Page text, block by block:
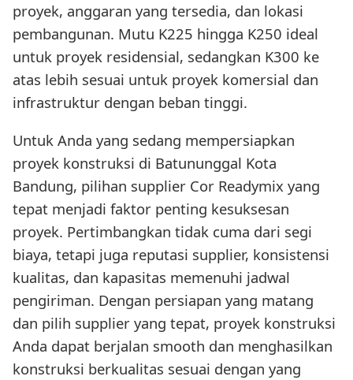
proyek, anggaran yang tersedia, dan lokasi
pembangunan. Mutu K225 hingga K250 ideal
untuk proyek residensial, sedangkan K300 ke
atas lebih sesuai untuk proyek komersial dan
infrastruktur dengan beban tinggi.
Untuk Anda yang sedang mempersiapkan
proyek konstruksi di Batununggal Kota
Bandung, pilihan supplier Cor Readymix yang
tepat menjadi faktor penting kesuksesan
proyek. Pertimbangkan tidak cuma dari segi
biaya, tetapi juga reputasi supplier, konsistensi
kualitas, dan kapasitas memenuhi jadwal
pengiriman. Dengan persiapan yang matang
dan pilih supplier yang tepat, proyek konstruksi
Anda dapat berjalan smooth dan menghasilkan
konstruksi berkualitas sesuai dengan yang